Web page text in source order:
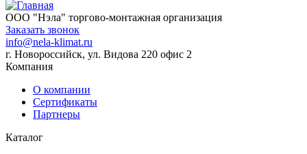
ООО "Нэла" торгово-монтажная организация
Заказать звонок
info@nela-klimat.ru
г. Новороссийск, ул. Видова 220 офис 2
Компания
О компании
Сертификаты
Партнеры
Каталог